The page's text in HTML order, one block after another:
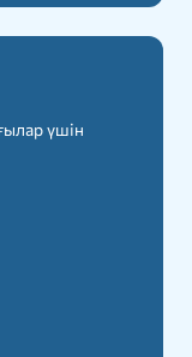
үшін